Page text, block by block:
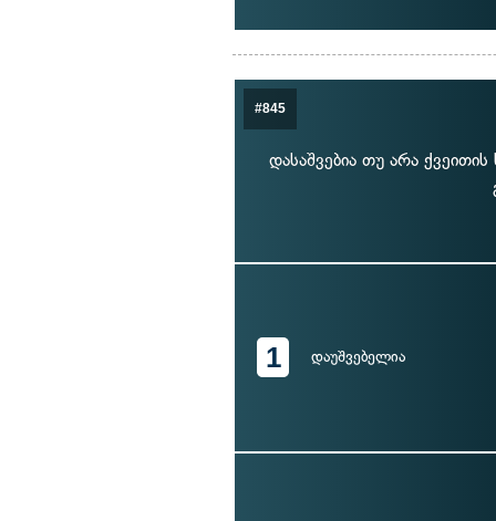
#845
დასაშვებია თუ არა
1 დაუშვებელია